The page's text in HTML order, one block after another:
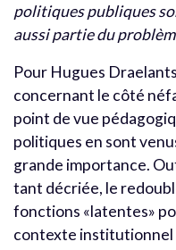
politiques publiques
aussi partie du
Pour Hugues
concernant le côté
point de vue
politiques en sont
grande importance.
tant décriée, le
fonctions «latentes»
contexte institutionnel